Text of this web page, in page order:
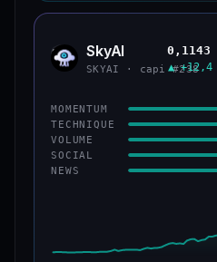
CAP. MARCHÉ
VAR. 7 J
VS ATH
−3,2 %
CONFIANCE
SKYA SkyAI
SKYAI · capi #238
0,1143
▲ +12,4
MOMENTUM
TECHNIQUE
VOLUME
SOCIAL
NEWS